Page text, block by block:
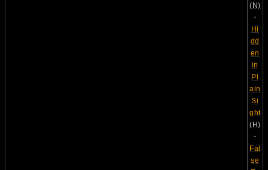
(N)
・
Hi
dd
en
in
Pl
ain
Si
ght
(H)
・
Fal
se